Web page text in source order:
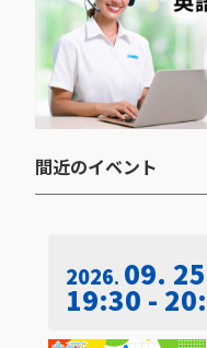
間近のイベント​
2026 09. 25
19:30 -